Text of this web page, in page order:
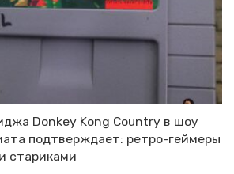
Donkey Kong Country в шоу
подтверждает: ретро-геймеры
стариками